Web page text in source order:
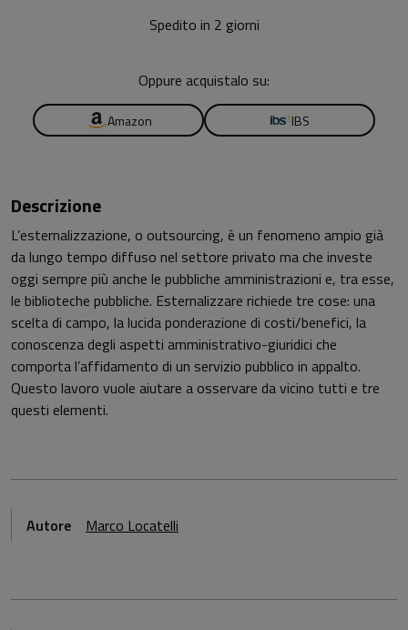
Spedito in 2 giorni
Oppure acquistalo su:
Amazon IBS
Descrizione
L’esternalizzazione, o outsourcing, è un fenomeno ampio già
da lungo tempo diffuso nel settore privato ma che investe
oggi sempre più anche le pubbliche amministrazioni e, tra esse,
le biblioteche pubbliche. Esternalizzare richiede tre cose: una
scelta di campo, la lucida ponderazione di costi/benefici, la
conoscenza degli aspetti amministrativo-giuridici che
comporta l’affidamento di un servizio pubblico in appalto.
Questo lavoro vuole aiutare a osservare da vicino tutti e tre
questi elementi.
Autore Marco Locatelli